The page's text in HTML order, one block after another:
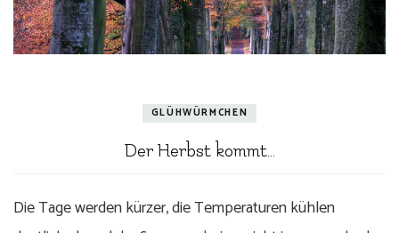
GLÜHWÜRMCHEN
Der Herbst kommt…
Die Tage werden kürzer, die Temperaturen kühlen